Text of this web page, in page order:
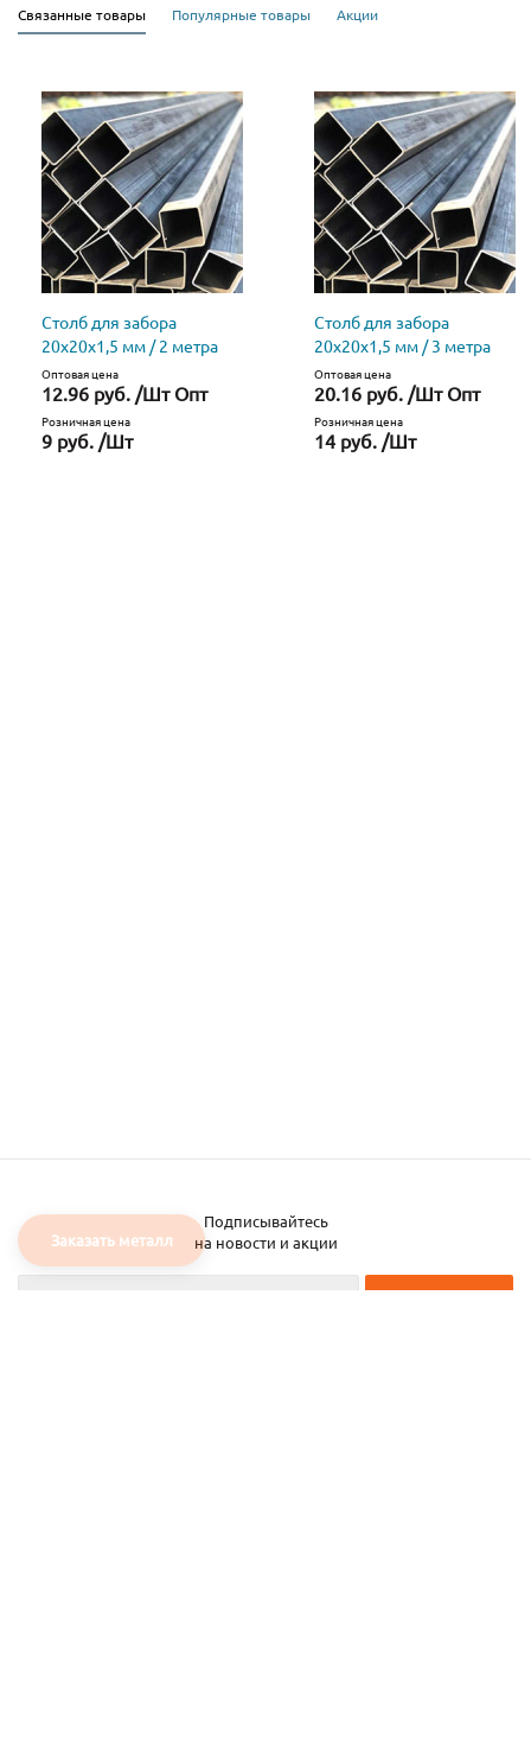
Связанные товары Популярные товары Акции
Столб для забора
20х20х1,5 мм / 2 метра
Оптовая цена
12.96 руб. /Шт Опт
Розничная цена
9 руб. /Шт
Столб для забора
20х20х1,5 мм / 3 метра
Оптовая цена
20.16 руб. /Шт Опт
Розничная цена
14 руб. /Шт
Подписывайтесь
на новости и акции
Заказать металл